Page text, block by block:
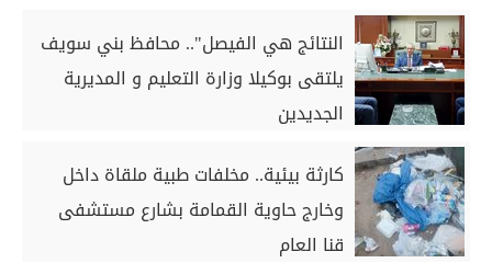
النتائج هي الفيصل".. محافظ بني سويف
يلتقى بوكيلا وزارة التعليم و المديرية
الجديدين
كارثة بيئية.. مخلفات طبية ملقاة داخل
وخارج حاوية القمامة بشارع مستشفى
قنا العام